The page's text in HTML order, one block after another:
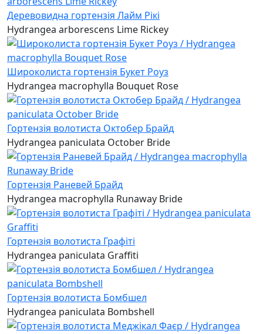
Деревовидна гортензія Лайм Рікі
Hydrangea arborescens Lime Rickey
Широколиста гортензія Букет Роуз
Hydrangea macrophylla Bouquet Rose
Гортензія волотиста Октобер Брайд
Hydrangea paniculata October Bride
Гортензія Раневей Брайд
Hydrangea macrophylla Runaway Bride
Гортензія волотиста Графіті
Hydrangea paniculata Graffiti
Гортензія волотиста Бомбшел
Hydrangea paniculata Bombshell